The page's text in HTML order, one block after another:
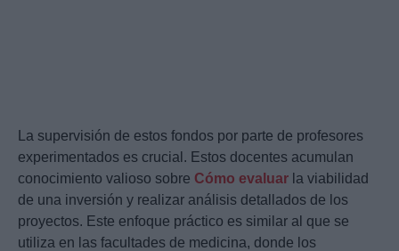
La supervisión de estos fondos por parte de profesores
experimentados es crucial. Estos docentes acumulan
conocimiento valioso sobre Cómo evaluar la viabilidad
de una inversión y realizar análisis detallados de los
proyectos. Este enfoque práctico es similar al que se
utiliza en las facultades de medicina, donde los